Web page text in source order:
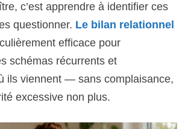
c’est apprendre à identifier ces
questionner. Le bilan relationnel
efficace pour
schémas récurrents et
ils viennent — sans complaisance,
excessive non plus.